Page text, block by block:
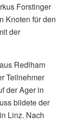
Forstinger
Knoten für den
der
Redlham
Teilnehmer
der Ager in
bildete der
Linz. Nach